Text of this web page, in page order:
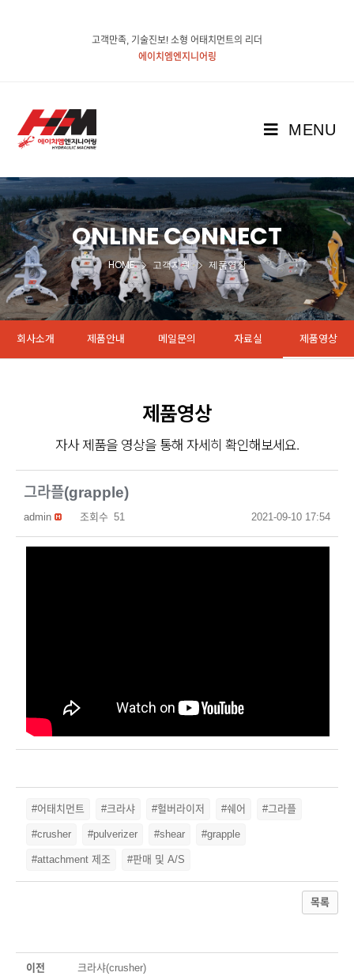
고객만족, 기술진보! 소형 어태치먼트의 리더
에이치엠엔지니어링
MENU
ONLINE CONNECT
HOME 고객지원 제품영상
회사소개 제품안내 메일문의 자료실 제품영상
제품영상
자사 제품을 영상을 통해 자세히 확인해보세요.
그라플(grapple)
admin 조회수 51 2021-09-10 17:54
#어태치먼트 #크라샤 #헐버라이저 #쉐어 #그라플
#crusher #pulverizer #shear #grapple
#attachment 제조 #판매 및 A/S
목록
이전 크라샤(crusher)